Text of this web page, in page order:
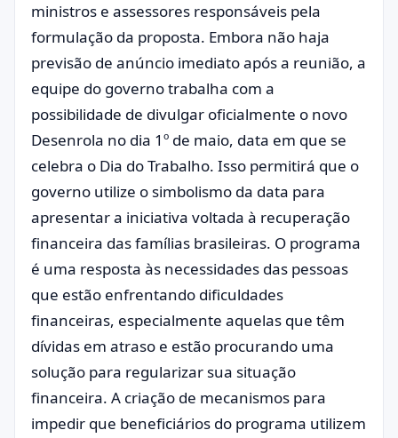
ministros e assessores responsáveis pela
formulação da proposta. Embora não haja
previsão de anúncio imediato após a reunião, a
equipe do governo trabalha com a
possibilidade de divulgar oficialmente o novo
Desenrola no dia 1º de maio, data em que se
celebra o Dia do Trabalho. Isso permitirá que o
governo utilize o simbolismo da data para
apresentar a iniciativa voltada à recuperação
financeira das famílias brasileiras. O programa
é uma resposta às necessidades das pessoas
que estão enfrentando dificuldades
financeiras, especialmente aquelas que têm
dívidas em atraso e estão procurando uma
solução para regularizar sua situação
financeira. A criação de mecanismos para
impedir que beneficiários do programa utilizem